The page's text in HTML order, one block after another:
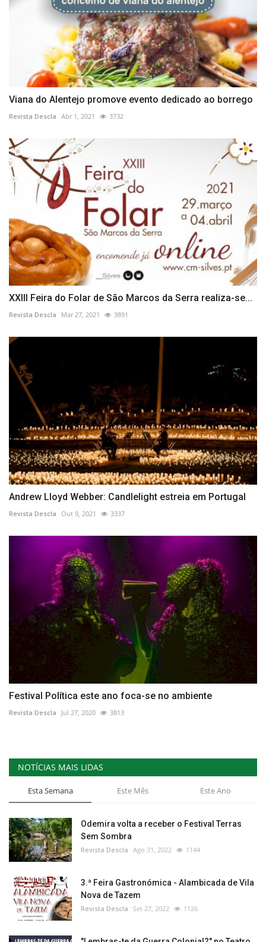
Viana do Alentejo promove evento dedicado ao borrego
Revista Descla Abr 1, 2021 3732
XXIII Feira do Folar de São Marcos da Serra realiza-se...
Revista Descla Mar 27, 2021 3891
Andrew Lloyd Webber: Candlelight estreia em Portugal
Revista Descla Out 9, 2021 3337
Festival Política este ano foca-se no ambiente
Revista Descla Jul 27, 2020 3813
NOTÍCIAS MAIS LIDAS
Esta Semana Este Mês Este Ano
Odemira volta a receber o Festival Terras
Sem Sombra
Revista Descla Ago 31, 2022 1144
3.ª Feira Gastronómica - Alambicada de Vila
Nova de Tazem
Revista Descla Set 27, 2022 1126